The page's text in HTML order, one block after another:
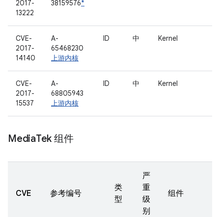
2017-
13222
38159576*
CVE-
2017-
14140
A-
65468230
上游内核
ID 中 Kernel
CVE-
2017-
15537
A-
68805943
上游内核
ID 中 Kernel
MediaTek 组件
CVE 参考编号
类
型
严
重
级
别
组件